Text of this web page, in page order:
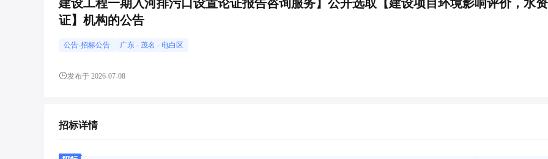
建设工程一期入河排污口设置论证报告咨询服务】公开选取【建设项目环境影响评价，水
证】机构的公告
公告-招标公告 广东 - 茂名 - 电白区
发布于 2026-07-08
招标详情